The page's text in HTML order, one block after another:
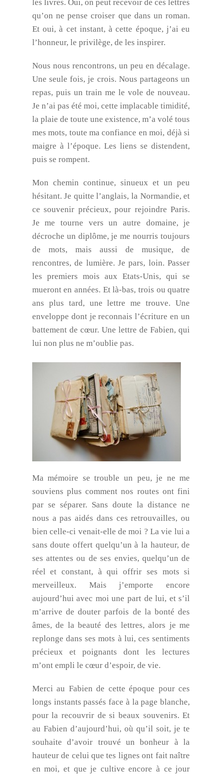
les livres. Oui, on peut recevoir de ces lettres
qu’on ne pense croiser que dans un roman.
Et oui, à cet instant, à cette époque, j’ai eu
l’honneur, le privilège, de les inspirer.
Nous nous rencontrons, un peu en décalage.
Une seule fois, je crois. Nous partageons un
repas, puis un train me le vole de nouveau.
Je n’ai pas été moi, cette implacable timidité,
la plaie de toute une existence, m’a volé tous
mes mots, toute ma confiance en moi, déjà si
maigre à l’époque. Les liens se distendent,
puis se rompent.
Mon chemin continue, sinueux et un peu
hésitant. Je quitte l’anglais, la Normandie, et
ce souvenir précieux, pour rejoindre Paris.
Je me tourne vers un autre domaine, je
décroche un diplôme, je me nourris toujours
de mots, mais aussi de musique, de
rencontres, de lumière. Je pars, loin. Passer
les premiers mois aux Etats-Unis, qui se
mueront en années. Et là-bas, trois ou quatre
ans plus tard, une lettre me trouve. Une
enveloppe dont je reconnais l’écriture en un
battement de cœur. Une lettre de Fabien, qui
lui non plus ne m’oublie pas.
Ma mémoire se trouble un peu, je ne me
souviens plus comment nos routes ont fini
par se séparer. Sans doute la distance ne
nous a pas aidés dans ces retrouvailles, ou
bien celle-ci venait-elle de moi ? La vie lui a
sans doute offert quelqu’un à la hauteur, de
ses attentes ou de ses envies, quelqu’un de
réel et constant, à qui offrir ses mots si
merveilleux. Mais j’emporte encore
aujourd’hui avec moi une part de lui, et s’il
m’arrive de douter parfois de la bonté des
âmes, de la beauté des lettres, alors je me
replonge dans ses mots à lui, ces sentiments
précieux et poignants dont les lectures
m’ont empli le cœur d’espoir, de vie.
Merci au Fabien de cette époque pour ces
longs instants passés face à la page blanche,
pour la recouvrir de si beaux souvenirs. Et
au Fabien d’aujourd’hui, où qu’il soit, je te
souhaite d’avoir trouvé un bonheur à la
hauteur de celui que tes lignes ont fait naître
en moi, et que je cultive encore à ce jour